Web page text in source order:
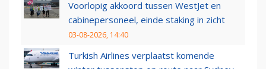
Voorlopig akkoord tussen WestJet en
cabinepersoneel, einde staking in zicht
03-08-2026, 14:40
Turkish Airlines verplaatst komende